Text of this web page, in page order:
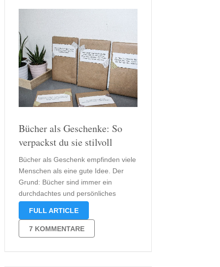
Bücher als Geschenke: So
verpackst du sie stilvoll
Bücher als Geschenk empfinden viele
Menschen als eine gute Idee. Der
Grund: Bücher sind immer ein
durchdachtes und persönliches
Geschenk, das nicht nur Wissen,
vermittelt. Doch wie verpackst du dein
literarisches Geschenk so, dass es
nicht nur schön aussieht, sondern
FULL ARTICLE
7 KOMMENTARE